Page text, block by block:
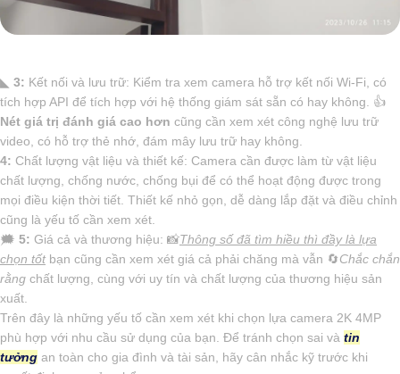
◣ 3: Kết nối và lưu trữ: Kiểm tra xem camera hỗ trợ kết nối Wi-Fi, có
tích hợp API để tích hợp với hệ thống giám sát sẵn có hay không. 👍
Nét giá trị đánh giá cao hơn cũng cần xem xét công nghệ lưu trữ
video, có hỗ trợ thẻ nhớ, đám mây lưu trữ hay không.
4: Chất lượng vật liệu và thiết kế: Camera cần được làm từ vật liệu
chất lượng, chống nước, chống bụi để có thể hoạt động được trong
mọi điều kiện thời tiết. Thiết kế nhỏ gọn, dễ dàng lắp đặt và điều chỉnh
cũng là yếu tố cần xem xét.
🗯️ 5: Giá cả và thương hiệu: 📸Thông số đã tìm hiều thì đầy là lựa
chọn tốt bạn cũng cần xem xét giá cả phải chăng mà vẫn 🔄Chắc chắn
rằng chất lượng, cùng với uy tín và chất lượng của thương hiệu sản
xuất.
Trên đây là những yếu tố cần xem xét khi chọn lựa camera 2K 4MP
phù hợp với nhu cầu sử dụng của bạn. Để tránh chọn sai và tin
tưởng an toàn cho gia đình và tài sản, hãy cân nhắc kỹ trước khi